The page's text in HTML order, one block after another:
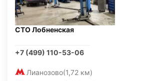
СТО Лобненская
+7 (499) 110-53-06
Лианозово(1,72 км)